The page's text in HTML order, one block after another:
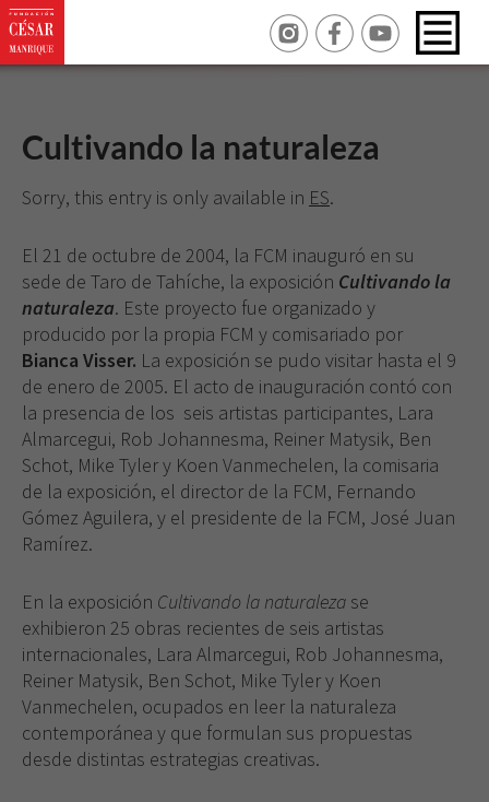
Cultivando la naturaleza
Sorry, this entry is only available in ES.
El 21 de octubre de 2004, la FCM inauguró en su
sede de Taro de Tahíche, la exposición Cultivando la
naturaleza. Este proyecto fue organizado y
producido por la propia FCM y comisariado por
Bianca Visser. La exposición se pudo visitar hasta el 9
de enero de 2005. El acto de inauguración contó con
la presencia de los seis artistas participantes, Lara
Almarcegui, Rob Johannesma, Reiner Matysik, Ben
Schot, Mike Tyler y Koen Vanmechelen, la comisaria
de la exposición, el director de la FCM, Fernando
Gómez Aguilera, y el presidente de la FCM, José Juan
Ramírez.
En la exposición Cultivando la naturaleza se
exhibieron 25 obras recientes de seis artistas
internacionales, Lara Almarcegui, Rob Johannesma,
Reiner Matysik, Ben Schot, Mike Tyler y Koen
Vanmechelen, ocupados en leer la naturaleza
contemporánea y que formulan sus propuestas
desde distintas estrategias creativas.